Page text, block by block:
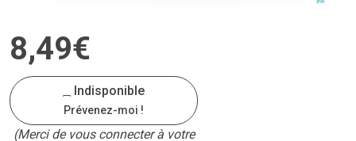
8,49€
Indisponible
Prévenez-moi !
(Merci de vous connecter à votre